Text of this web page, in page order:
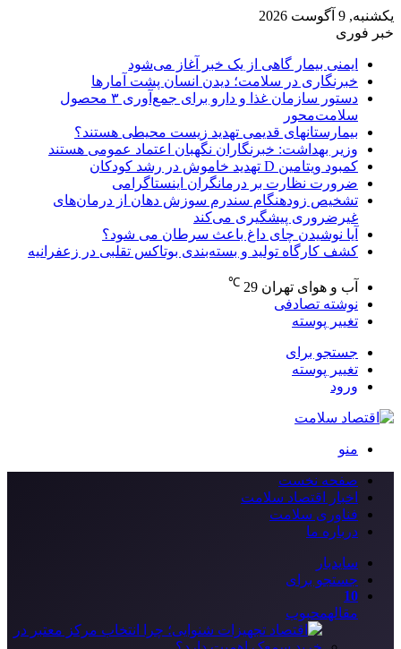
یکشنبه, 9 آگوست 2026
خبر فوری
ایمنی بیمار گاهی از یک خبر آغاز می‌شود
خبرنگاری در سلامت؛ دیدن انسان پشت آمارها
دستور سازمان غذا و دارو برای جمع‌آوری ۳ محصول
سلامت‌محور
بیمارستانهای قدیمی تهدید زیست محیطی هستند؟
وزیر بهداشت: خبرنگاران نگهبان اعتماد عمومی هستند
کمبود ویتامین D تهدید خاموش در رشد کودکان
ضرورت نظارت بر درمانگران اینستاگرامی
تشخیص زودهنگام سندرم سوزش دهان از درمان‌های
غیرضروری پیشگیری می‌کند
آیا نوشیدن چای داغ باعث سرطان می شود؟
کشف کارگاه تولید و بسته‌بندی بوتاکس تقلبی در زعفرانیه
آب و هوای تهران 29
℃
نوشته تصادفی
تغییر پوسته
جستجو برای
تغییر پوسته
ورود
منو
صفحه نخست
اخبار اقتصاد سلامت
فناوری سلامت
درباره ما
سایدبار
جستجو برای
10
مقالهمحبوب